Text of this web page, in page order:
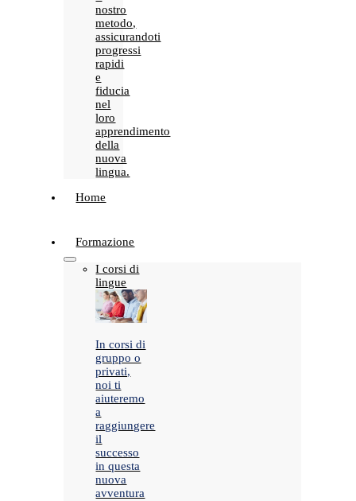
nostro
metodo,
assicurandoti
progressi
rapidi
e
fiducia
nel
loro
apprendimento
della
nuova
lingua.
Home
Formazione
I corsi di
lingue
In corsi di
gruppo o
privati,
noi ti
aiuteremo
a
raggiungere
il
successo
in questa
nuova
avventura